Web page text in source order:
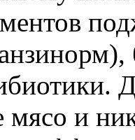
мясо и